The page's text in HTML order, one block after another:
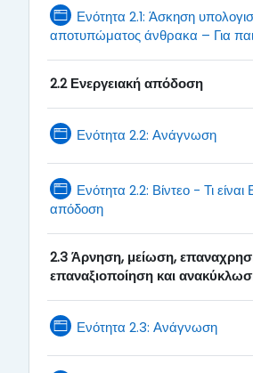
Ενότητα 2.1: Άσκηση
αποτυπώματος άνθρακα – Για
2.2 Ενεργειακή απόδοση
Ενότητα 2.2: ΑνάγνωσηPage
Ενότητα 2.2: Βίντεο - Τι είναι
απόδοσηPage
2.3 Άρνηση, μείωση,
επαναξιοποίηση και
Ενότητα 2.3: ΑνάγνωσηPage